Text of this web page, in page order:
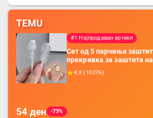
TEMU
#1 Најпродаван артикл
Сет од 5 парчиња
прекривка за заштита
додатоци за заштита на
батерија, за мобилни
4.8 (10276)
54 ден
-73%